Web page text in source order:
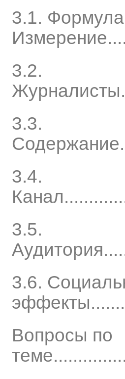
3.1.
3.2.
3.3.
3.4.
3.5.
3.6.
Вопросы по